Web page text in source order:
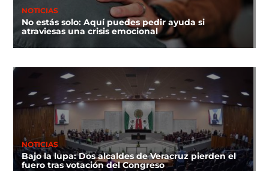
NOTICIAS
No estás solo: Aquí puedes pedir ayuda si
atraviesas una crisis emocional
NOTICIAS
Bajo la lupa: Dos alcaldes de Veracruz pierden el
fuero tras votación del Congreso